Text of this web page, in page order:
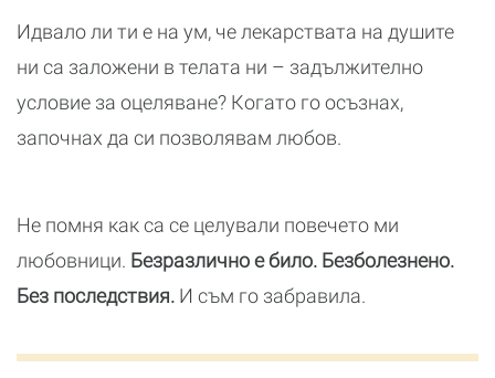
Идвало ли ти е на ум, че лекарствата на душите
ни са заложени в телата ни – задължително
условие за оцеляване? Когато го осъзнах,
започнах да си позволявам любов.
Не помня как са се целували повечето ми
любовници. Безразлично е било. Безболезнено.
Без последствия. И съм го забравила.